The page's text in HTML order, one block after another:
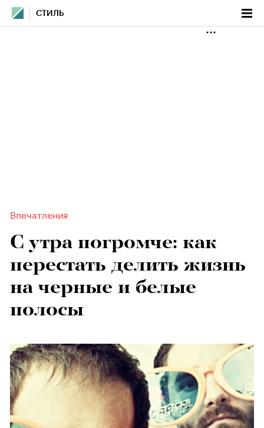
СТИЛЬ
Впечатления
С утра погромче: как
перестать делить жизнь
на черные и белые
полосы